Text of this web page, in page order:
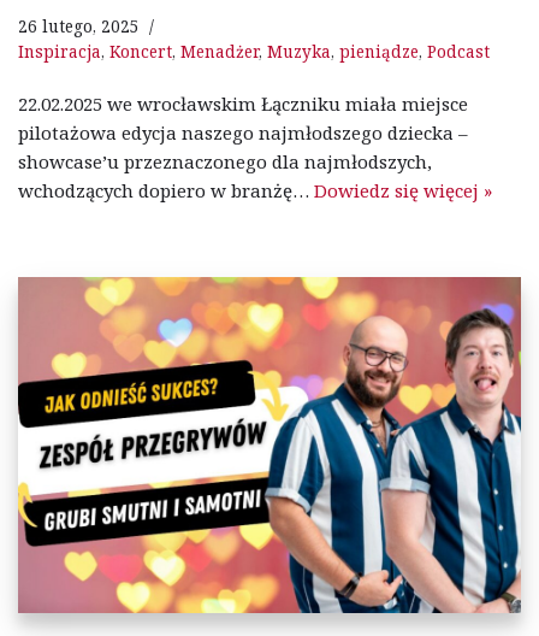
26 lutego, 2025
Inspiracja, Koncert, Menadżer, Muzyka, pieniądze, Podcast
22.02.2025 we wrocławskim Łączniku miała miejsce
pilotażowa edycja naszego najmłodszego dziecka –
showcase’u przeznaczonego dla najmłodszych,
wchodzących dopiero w branżę… Dowiedz się więcej »